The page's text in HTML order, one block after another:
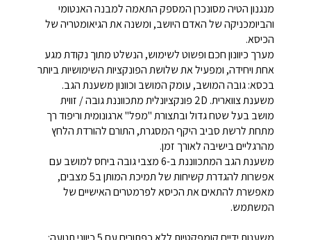
מנגנון הטיה מסונכרן המספק התאמה למבנה האנטומי
והביומכניקה של האדם היושב, ומשנה את הגיאומטריה של
הכיסא.
מערך כיוונון חכם ופשוט לשימוש, הנשלט מתוך נקודת מגע
אחת ויחידה, ומפעיל את שלושת הפונקציות השימושיות ביותר
בכסא: גובה המושב, עומק המושב וכוונון משענת הגב.
משענת צווארית. 2D פונקציונלית מתכווננת גובה / זווית
מושב בעל שטח גדול ובתצורת "מפל" ארגונומית וריפוד רך
מתחת לרשת סביב היקף המסגרת, התורם להורדת הלחץ
מהרגליים בישיבה לאורך זמן.
משענת הגב המתכווננת ב-6 מצבי גובה ביחס למושב עם
אפשרות להגדרת קשיחות של תמיכת המותן ב5 מצבים,
מאפשרת להתאים את הכיסא לפרמטרים האישיים של
המשתמש.